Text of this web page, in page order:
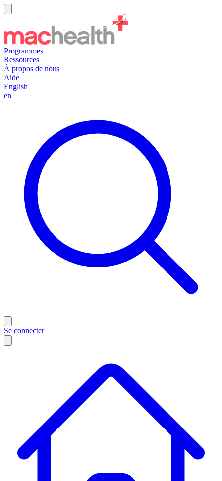
Programmes
Ressources
À propos de nous
Aide
English
en
Se connecter